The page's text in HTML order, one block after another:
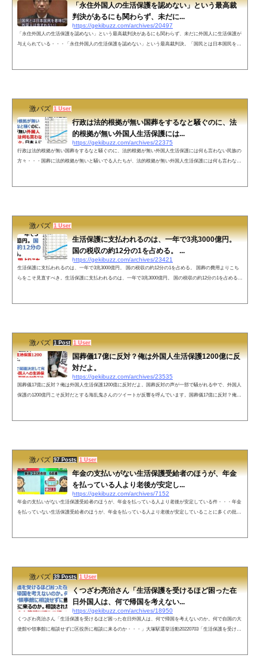
「永住外国人の生活保護を認めない」という最高裁
判決があるにも関わらず、未だに...
https://gekibuzz.com/archives/20497
「永住外国人の生活保護を認めない」という最高裁判決があるにも関わらず、未だに外国人に生活保護が
与えられている・・・「永住外国人の生活保護を認めない」という最高裁判決。「国民とは日本国民を意
激バズ 1 User
行政は法的根拠が無い国葬をするなと騒ぐのに、法
的根拠が無い外国人生活保護には...
https://gekibuzz.com/archives/22375
行政は法的根拠が無い国葬をするなと騒ぐのに、法的根拠が無い外国人生活保護には何も言わない民族の
方々・・・国葬に法的根拠が無いと騒いでる人たちが、法的根拠が無い外国人生活保護には何も言わない
激バズ 1 User
生活保護に支払われるのは、一年で3兆3000億円。
国の税収の約12分の1を占める。 ...
https://gekibuzz.com/archives/23421
生活保護に支払われるのは、一年で3兆3000億円。 国の税収の約12分の1を占める。 国葬の費用よりこち
らをこそ見直すべき。生活保護に支払われるのは、一年で3兆3000億円。 国の税収の約12分の1を占める、
激バズ 1 Post 1 User
国葬儀17億に反対？俺は外国人生活保護1200億に反
対だよ。
https://gekibuzz.com/archives/23535
国葬儀17億に反対？俺は外国人生活保護1200億に反対だよ。国葬反対の声が一部で騒がれる中で、外国人
保護の1200億円こそ反対だとする海乱鬼さんのツイートが反響を呼んでいます。国葬儀17億に反対？俺は
激バズ 97 Posts 1 User
年金の支払いがない生活保護受給者のほうが、年金
を払っている人より老後が安定し...
https://gekibuzz.com/archives/7152
年金の支払いがない生活保護受給者のほうが、年金を払っている人より老後が安定している件・・・年金
を払っていない生活保護受給者のほうが、年金を払っている人より老後が安定していることに多くの批判
激バズ 39 Posts 1 User
くつざわ亮治さん「生活保護を受けるほど困った在
日外国人は、何で帰国を考えない...
https://gekibuzz.com/archives/18950
くつざわ亮治さん「生活保護を受けるほど困った在日外国人は、何で帰国を考えないのか。何で自国の大
使館や領事館に相談せずに区役所に相談に来るのか・・・」大塚駅選挙活動20220703「生活保護を受ける